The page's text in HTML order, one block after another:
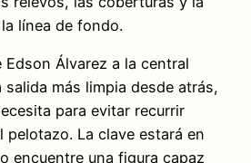
línea de fondo.
Edson Álvarez a la central
más limpia desde atrás,
para evitar recurrir
pelotazo. La clave estará en
encuentre una figura capaz